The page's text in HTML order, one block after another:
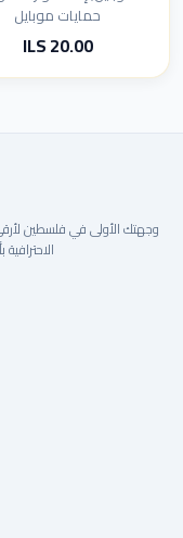
حمايات موبايل
20.00 ILS
وجهتك الأولى في فلسطين
الاحترافية